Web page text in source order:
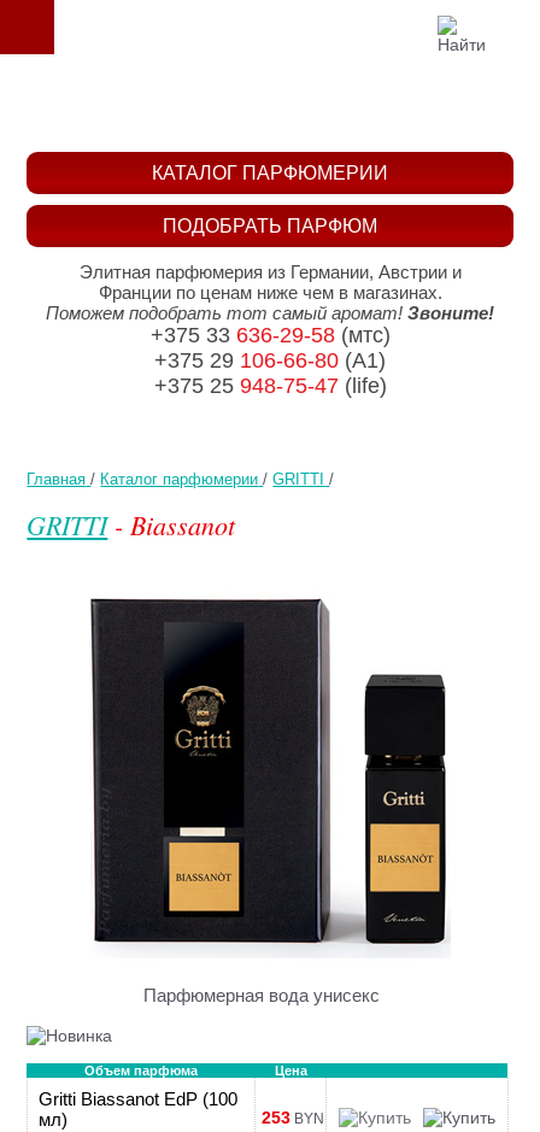
Главная / Каталог парфюмерии /GRITTI /
GRITTI- Biassanot
Парфюмерная вода унисекс
Объем парфюма Цена
Gritti Biassanot EdP (100
мл)
253 BYN
ПОДОБРАТЬ ПАРФЮМ
КАТАЛОГ ПАРФЮМЕРИИ
Элитная парфюмерия из Германии, Австрии и
Франции по ценам ниже чем в магазинах.
Поможем подобрать тот самый аромат! Звоните!
+375 33 636-29-58(мтс)
+375 29 106-66-80 (A1)
+375 25 948-75-47(life)